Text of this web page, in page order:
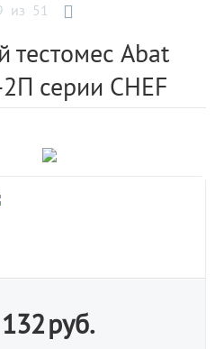
из 51
тестомес Abat
серии CHEF
руб.